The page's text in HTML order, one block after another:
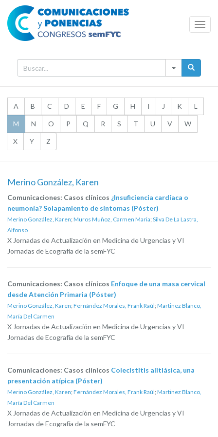
A B C D E F G H I J K L
M N O P Q R S T U V W
X Y Z
Merino González, Karen
Comunicaciones: Casos clínicos ¿Insuficiencia cardíaca o
neumonía? Solapamiento de síntomas (Póster)
Merino González, Karen; Muros Muñoz, Carmen Maria; Silva De La Lastra,
Alfonso
X Jornadas de Actualización en Medicina de Urgencias y VI
Jornadas de Ecografía de la semFYC
Comunicaciones: Casos clínicos Enfoque de una masa cervical
desde Atención Primaria (Póster)
Merino González, Karen; Fernández Morales, Frank Raúl; Martinez Blanco,
María Del Carmen
X Jornadas de Actualización en Medicina de Urgencias y VI
Jornadas de Ecografía de la semFYC
Comunicaciones: Casos clínicos Colecistitis alitiásica, una
presentación atípica (Póster)
Merino González, Karen; Fernández Morales, Frank Raúl; Martinez Blanco,
María Del Carmen
X Jornadas de Actualización en Medicina de Urgencias y VI
Jornadas de Ecografía de la semFYC